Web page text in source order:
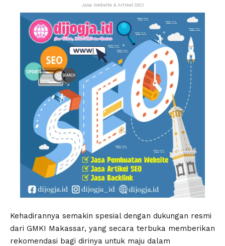
Jasa Website & Artikel SEO
Kehadirannya semakin spesial dengan dukungan resmi
dari GMKI Makassar, yang secara terbuka memberikan
rekomendasi bagi dirinya untuk maju dalam